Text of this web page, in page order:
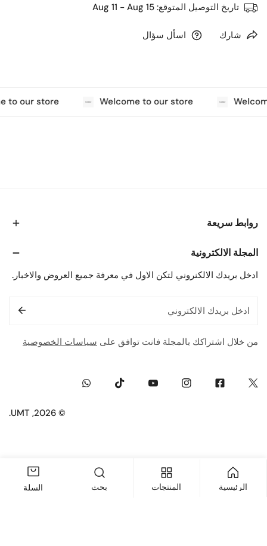
تاريخ التوصيل المتوقع: Aug 11 - Aug 15
شارك اسأل سؤال
Welcome to our store
to our store
روابط سريعة
المجلة الالكترونية
ادخل بريدك الالكنروني لتكن الاول في معرفة جميع العروض والاخبار.
الإلكتروني
من خلال اشتراكك بالمجلة فانت توافق على سياسات الخصوصية
Twitter
Facebook
Instagram
Tiktok
© 2026,
UMT
.
الرئيسية المنتجات بحث السلة